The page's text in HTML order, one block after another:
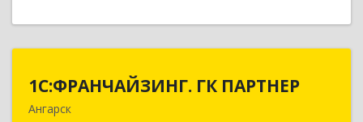
1С:ФРАНЧАЙЗИНГ. ГК ПАРТНЕР
Ангарск
1С:ФРАНЧАЙЗИНГ. ГК ПАРТНЕР